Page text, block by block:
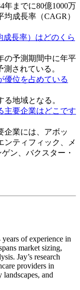
年までに80億1000万
成長率（CAGR）
長率）はどのくら
の予測期間中に年平
されている。
優位を占めている
地域となる。
主要企業はどこです
企業には、アボッ
ンティフィック、メ
ン、バクスター・
of experience in
market sizing,
Jay’s research
providers in
and